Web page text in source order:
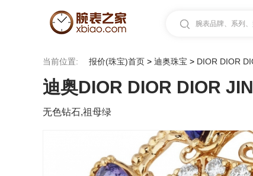
腕表品牌、系列
当前位置: 报价(珠宝)首页 > 迪奥珠宝 > DIOR DIOR
迪奥DIOR DIOR DIOR
无色钻石,祖母绿